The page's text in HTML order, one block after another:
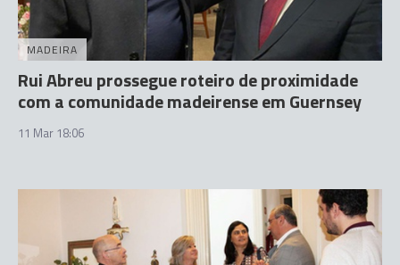
MADEIRA
Rui Abreu prossegue roteiro de proximidade
com a comunidade madeirense em Guernsey
11 Mar 18:06